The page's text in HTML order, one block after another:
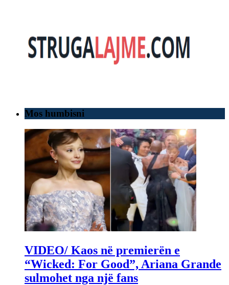
Mos humbisni
VIDEO/ Kaos në premierën e
“Wicked: For Good”, Ariana Grande
sulmohet nga një fans